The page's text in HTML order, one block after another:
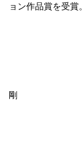
ョン作品賞を受賞。
撮影